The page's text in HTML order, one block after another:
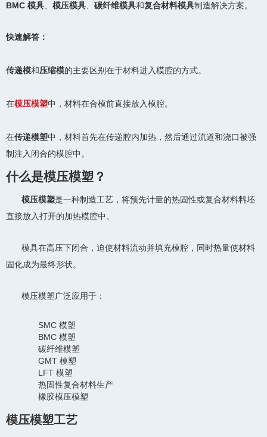
BMC 模具
模压模具 碳纤维模具和复合材料模具制造解决方案。
快速解答：
传递模和压缩模的主要区别在于材料进入模腔的方式。
在模压模塑中，材料在合模前直接放入模腔。
在传递模塑中，材料首先在传递腔内加热，然后通过流道和浇口被强
制注入闭合的模腔中。
什么是模压模塑？
模压模塑是一种制造工艺，将预先计量的热固性或复合材料料坯
直接放入打开的加热模腔中。
模具在高压下闭合，迫使材料流动并填充模腔，同时热量使材料
固化成为最终形状。
模压模塑广泛应用于：
SMC 模塑
BMC 模塑
碳纤维模塑
GMT 模塑
LFT 模塑
热固性复合材料生产
橡胶模压模塑
模压模塑工艺